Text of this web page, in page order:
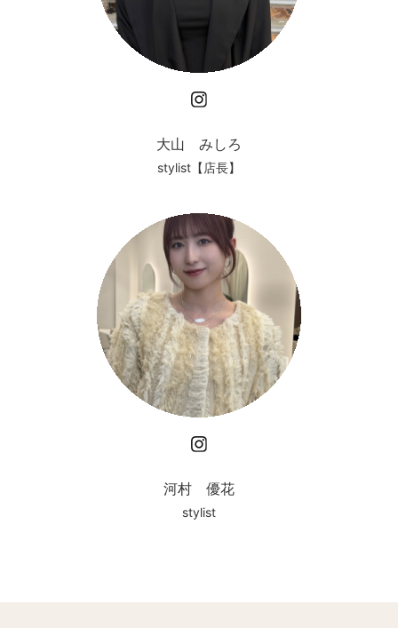
大山 みしろ
stylist【店長】
河村 優花
stylist